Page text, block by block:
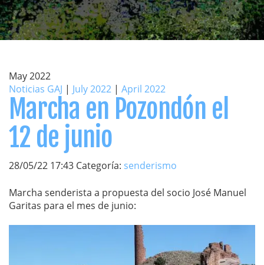
May 2022
Noticias GAJ | July 2022 | April 2022
Marcha en Pozondón el
12 de junio
28/05/22 17:43 Categoría: senderismo
Marcha senderista a propuesta del socio José Manuel
Garitas para el mes de junio: